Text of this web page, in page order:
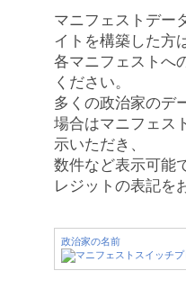
マニフェストデー
イトを構築した方
各マニフェストへ
ください。
多くの政治家のデ
場合はマニフェス
示いただき、
数件など表示可能
レジットの表記を
政治家の名前